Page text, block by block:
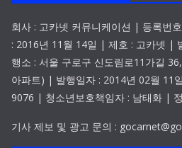
회사 : 고카넷 커뮤니케이션 | 등록번
: 2016년 11월 14일 | 제호 : 고카넷 |
행소 : 서울 구로구 신도림로11가길
아파트) | 발행일자 : 2014년 02월 11
9076 | 청소년보호책임자 : 남태화 |
기사 제보 및 광고 문의 :